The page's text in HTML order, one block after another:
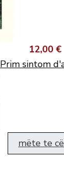
12,00 €
Prim sintom
mëte te